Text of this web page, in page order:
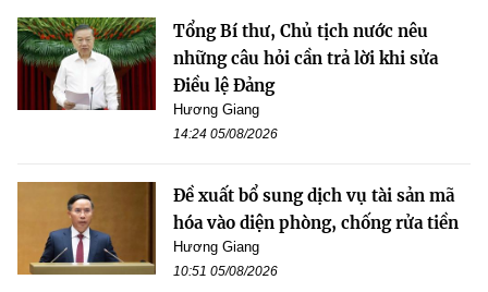
Tổng Bí thư, Chủ tịch nước nêu
những câu hỏi cần trả lời khi sửa
Điều lệ Đảng
Hương Giang
14:24 05/08/2026
Đề xuất bổ sung dịch vụ tài sản mã
hóa vào diện phòng, chống rửa tiền
Hương Giang
10:51 05/08/2026